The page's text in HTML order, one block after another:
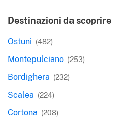
Destinazioni da scoprire
Ostuni (482)
Montepulciano (253)
Bordighera (232)
Scalea (224)
Cortona (208)